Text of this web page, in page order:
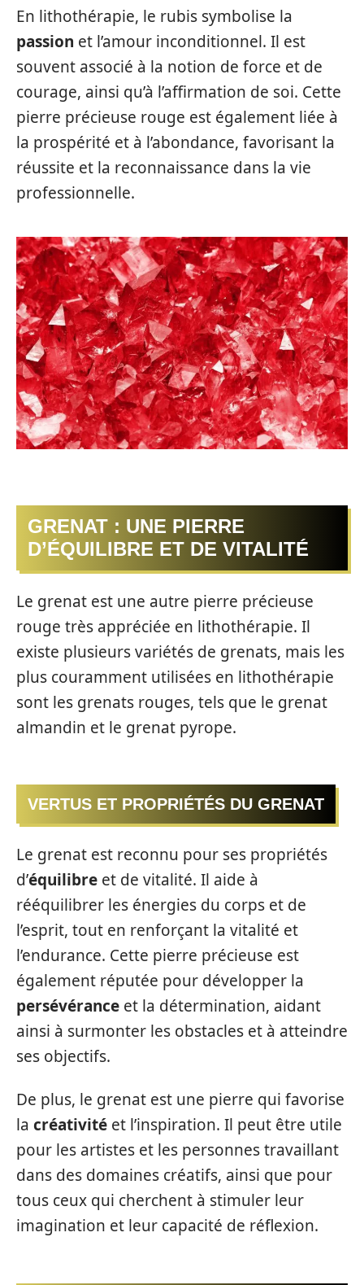
En lithothérapie, le rubis symbolise la
passion et l’amour inconditionnel. Il est
souvent associé à la notion de force et de
courage, ainsi qu’à l’affirmation de soi. Cette
pierre précieuse rouge est également liée à
la prospérité et à l’abondance, favorisant la
réussite et la reconnaissance dans la vie
professionnelle.
GRENAT : UNE PIERRE
D’ÉQUILIBRE ET DE VITALITÉ
Le grenat est une autre pierre précieuse
rouge très appréciée en lithothérapie. Il
existe plusieurs variétés de grenats, mais les
plus couramment utilisées en lithothérapie
sont les grenats rouges, tels que le grenat
almandin et le grenat pyrope.
VERTUS ET PROPRIÉTÉS DU GRENAT
Le grenat est reconnu pour ses propriétés
d’équilibre et de vitalité. Il aide à
rééquilibrer les énergies du corps et de
l’esprit, tout en renforçant la vitalité et
l’endurance. Cette pierre précieuse est
également réputée pour développer la
persévérance et la détermination, aidant
ainsi à surmonter les obstacles et à atteindre
ses objectifs.
De plus, le grenat est une pierre qui favorise
la créativité et l’inspiration. Il peut être utile
pour les artistes et les personnes travaillant
dans des domaines créatifs, ainsi que pour
tous ceux qui cherchent à stimuler leur
imagination et leur capacité de réflexion.